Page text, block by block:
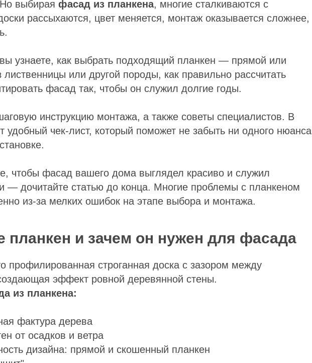
выбирая фасад из планкена, многие сталкиваются с
рассыхаются, цвет меняется, монтаж оказывается сложнее,
вы узнаете, как выбрать подходящий планкен — прямой или
или другой породы, как правильно рассчитать
фасад так, чтобы он служил долгие годы.
инструкцию монтажа, а также советы специалистов. В
удобный чек-лист, который поможет не забыть ни одного нюанса
чтобы фасад вашего дома выглядел красиво и служил
— дочитайте статью до конца. Многие проблемы с планкеном
из-за мелких ошибок на этапе выбора и монтажа.
планкен и зачем он нужен для фасада
профилированная строганная доска с зазором между
эффект ровной деревянной стены.
из планкена:
фактура дерева
от осадков и ветра
дизайна: прямой и скошенный планкен